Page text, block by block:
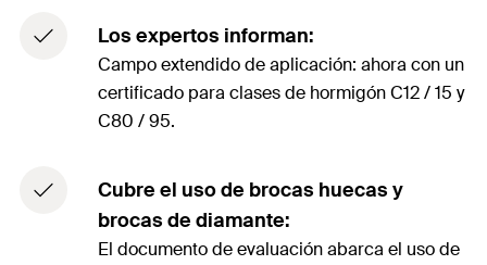
Los expertos informan:
Campo extendido de aplicación: ahora con un
certificado para clases de hormigón C12 / 15 y
C80 / 95.
Cubre el uso de brocas huecas y
brocas de diamante:
El documento de evaluación abarca el uso de